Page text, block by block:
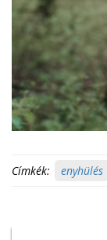
Címkék: enyhülés